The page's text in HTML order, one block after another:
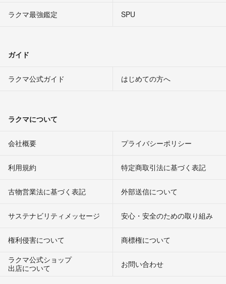
ラクマ最強鑑定
SPU
ガイド
ラクマ公式ガイド はじめての方へ
ラクマについて
会社概要 プライバシーポリシー
利用規約 特定商取引法に基づく表記
古物営業法に基づく表記 外部送信について
サステナビリティメッセージ 安心・安全のための取り組み
権利侵害について
商標権について
ラクマ公式ショップ
出店について
お問い合わせ